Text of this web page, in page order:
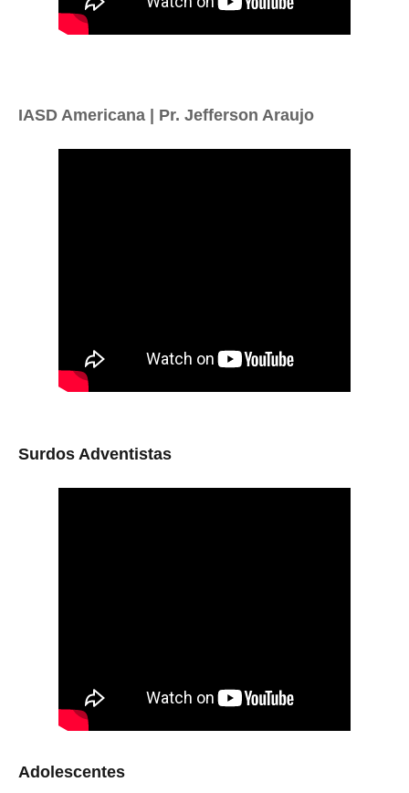
IASD Americana | Pr. Jefferson Araujo
Surdos Adventistas
Adolescentes